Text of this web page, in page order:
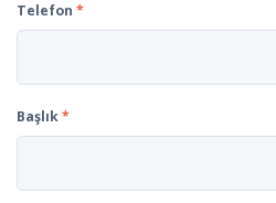
Telefon *
Başlık*